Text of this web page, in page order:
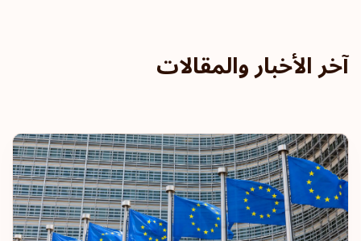
آخر الأخبار والمقالات